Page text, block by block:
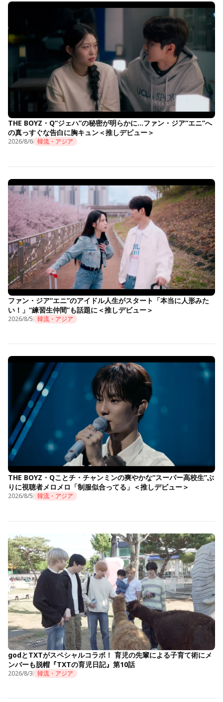
THE BOYZ・Q“ジェハ”の秘密が明らかに…ファン・ジア“エニ”へ
の真っすぐな告白に胸キュン＜推しデビュー＞
2026/8/6 韓流・アジア
ファン・ジア“エニ”のアイドル人生がスタート「本当に人形みた
い！」“練習生仲間”も話題に＜推しデビュー＞
2026/8/5 韓流・アジア
THE BOYZ・Qことチ・チャンミンの爽やかな“スーパー高校生”ぶ
りに視聴者メロメロ「制服似合ってる」＜推しデビュー＞
2026/8/5 韓流・アジア
godとTXTがスペシャルコラボ！ 育児の先輩による子育て術にメ
ンバーも脱帽『TXTの育児日記』第10話
2026/8/3 韓流・アジア